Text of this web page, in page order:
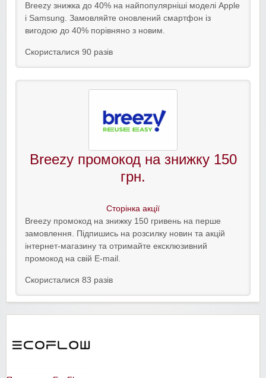
Breezy знижка до 40% на найпопулярніші моделі Apple
і Samsung. Замовляйте оновлений смартфон із
вигодою до 40% порівняно з новим.
Скористалися 90 разів
Breezy промокод на знижку 150
грн.
Сторінка акції
Breezy промокод на знижку 150 гривень на перше
замовлення. Підпишись на розсилку новин та акцій
інтернет-магазину та отримайте ексклюзивний
промокод на свій E-mail.
Скористалися 83 разів